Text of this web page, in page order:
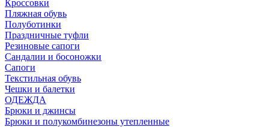
Кроссовки
Пляжная обувь
Полуботинки
Праздничные туфли
Резиновые сапоги
Сандалии и босоножки
Сапоги
Текстильная обувь
Чешки и балетки
ОДЕЖДА
Брюки и джинсы
Брюки и полукомбинезоны утепленные